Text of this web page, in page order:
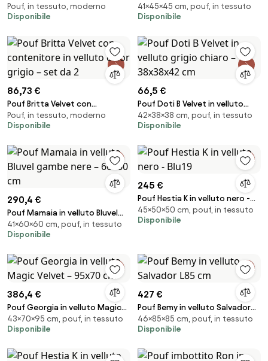
contenitore – Ø42x41 cm
Pouf, in tessuto, moderno
Disponibile
(tap. 252)
41×45×45 cm, pouf, in tessuto
Disponibile
86,73 €
Pouf Britta Velvet con
contenitore in velluto color
grigio – set da 2
Pouf, in tessuto, moderno
Disponibile
66,5 €
Pouf Doti B Velvet in velluto
grigio chiaro – 38x38x42 cm
42×38×38 cm, pouf, in tessuto
Disponibile
290,4 €
Pouf Mamaia in velluto Bluvel
gambe nere – 60×60 cm
41×60×60 cm, pouf, in tessuto
Disponibile
245 €
Pouf Hestia K in velluto nero -
Blu19
45×50×50 cm, pouf, in tessuto
Disponibile
386,4 €
Pouf Georgia in velluto Magic
Velvet – 95x70 cm
43×70×95 cm, pouf, in tessuto
Disponibile
427 €
Pouf Bemy in velluto Salvador
L85 cm
46×85×85 cm, pouf, in tessuto
Disponibile